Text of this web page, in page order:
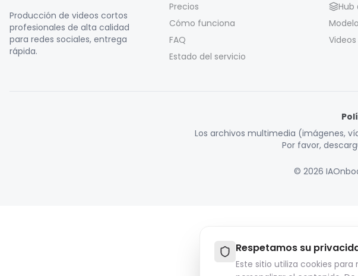
Respetamos su
Este sitio utiliza cookies
Producción de videos cortos
profesionales de alta calidad
para redes sociales, entrega
rápida.
Precios
Cómo funciona
FAQ
Estado del servicio
Hub
Los archivos multimedia (imágenes,
Por favor,
© 2026